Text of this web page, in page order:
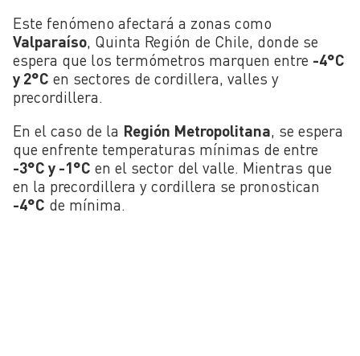
Este fenómeno afectará a zonas como
Valparaíso, Quinta Región de Chile, donde se
espera que los termómetros marquen entre -4°C
y 2°C en sectores de cordillera, valles y
precordillera.
En el caso de la Región Metropolitana, se espera
que enfrente temperaturas mínimas de entre
-3°C y -1°C en el sector del valle. Mientras que
en la precordillera y cordillera se pronostican
-4°C de mínima.